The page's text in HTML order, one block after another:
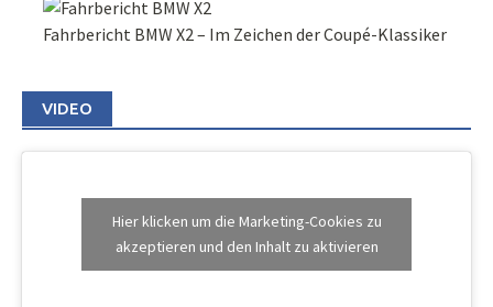
Fahrbericht BMW X2 – Im Zeichen der Coupé-Klassiker
VIDEO
Hier klicken um die Marketing-Cookies zu
akzeptieren und den Inhalt zu aktivieren